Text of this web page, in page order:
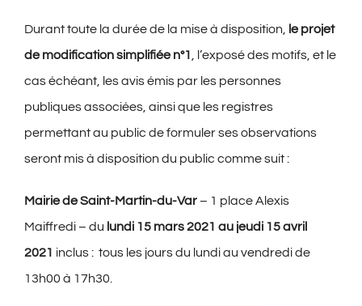
Durant toute la durée de la mise à disposition,
le projet
de modification simplifiée n°1
, l’exposé des motifs, et le
cas échéant, les avis émis par les personnes
publiques associées, ainsi que les registres
permettant au public de formuler ses observations
seront mis à disposition du public comme suit :
Mairie de Saint-Martin-du-Var– 1 place Alexis
Maiffredi – du lundi 15 mars 2021 au jeudi 15 avril
2021 inclus : tous les jours du lundi au vendredi de
13h00 à 17h30.